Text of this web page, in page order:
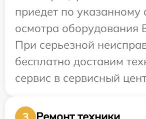
приедет по указанному
осмотра оборудования
При серьезной
бесплатно доставим
сервис в сервисный